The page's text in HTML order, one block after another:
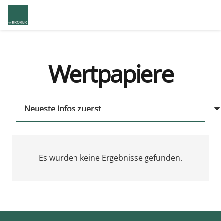
Wertpapiere
Es wurden keine Ergebnisse gefunden.